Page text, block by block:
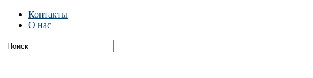
Контакты
О нас